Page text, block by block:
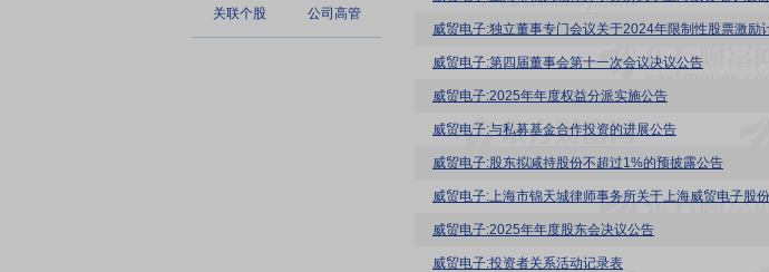
关联个股
公司高管
威贸电子:第四届董事会第十一次会议决议公告
威贸电子:2025年年度权益分派实施公告
威贸电子:与私募基金合作投资的进展公告
威贸电子:股东拟减持股份不超过1%的预披露公告
威贸电子:上海市锦天城律师事务所关于上海威贸电子股
威贸电子:2025年年度股东会决议公告
威贸电子:投资者关系活动记录表